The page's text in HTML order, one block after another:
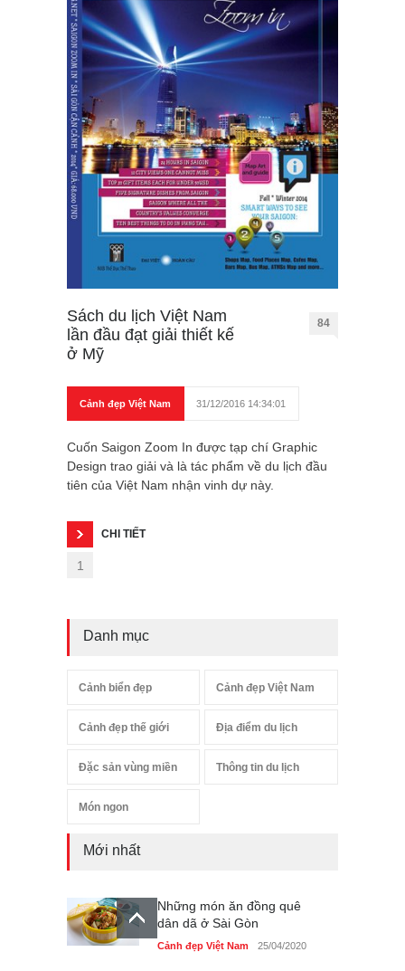
Sách du lịch Việt Nam
lần đầu đạt giải thiết kế
ở Mỹ
84
Cảnh đẹp Việt Nam 31/12/2016 14:34:01
Cuốn Saigon Zoom In được tạp chí Graphic
Design trao giải và là tác phẩm về du lịch đầu
tiên của Việt Nam nhận vinh dự này.
CHI TIẾT
1
Danh mục
Cảnh biển đẹp Cảnh đẹp Việt Nam
Cảnh đẹp thế giới Địa điểm du lịch
Đặc sản vùng miền Thông tin du lịch
Món ngon
Mới nhất
Những món ăn đồng quê
dân dã ở Sài Gòn
Cảnh đẹp Việt Nam 25/04/2020